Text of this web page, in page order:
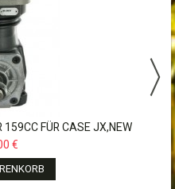
159CC FÜR CASE JX,NEW
€